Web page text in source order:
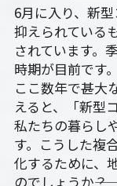
6月に入り、新
抑えられている
されています。
時期が目前です。
ここ数年で甚大
えると、「新型
私たちの暮らし
す。こうした複
化するために、
のでしょうか――？